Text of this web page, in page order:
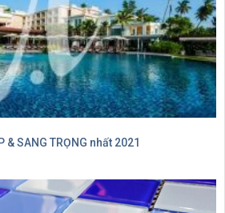
SANG TRỌNG nhất 2021